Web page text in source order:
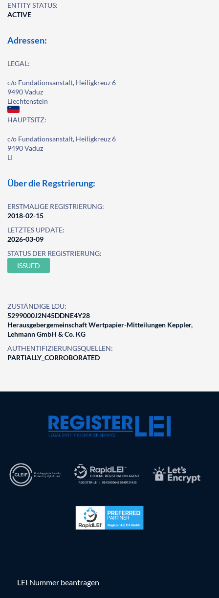
ENTITY STATUS:
ACTIVE
Adressen:
LEGAL:
c/o Fundationsanstalt, Heiligkreuz 6
9490 Vaduz
Liechtenstein
HAUPTSITZ:
c/o Fundationsanstalt, Heiligkreuz 6
9490 Vaduz
LI
Über die Regstrierung:
ERSTMALIGE REGISTRIERUNG:
2018-02-15
LETZTES UPDATE:
2026-03-09
STATUS DER REGISTRIERUNG:
ISSUED
ZUSTÄNDIGE LOU:
5299000J2N45DDNE4Y28
Herausgebergemeinschaft Wertpapier-Mitteilungen Keppler,
Lehmann GmbH & Co. KG
AUTHENTIFIZIERUNGSQUELLEN:
PARTIALLY_CORROBORATED
LEI Nummer beantragen